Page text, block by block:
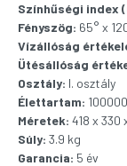
Színhűségi index
Fényszög: 65° x
Vízállóság
Ütésállóság
Osztály: I. osztály
Élettartam:
Méretek: 418 x 330
Súly: 3.9 kg
Garancia: 5 év